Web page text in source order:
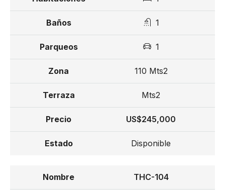
15% de separación
35% de inicial
Desde US$ 199,000
1
1
110 Mts2
Mts2
US$245,000
Disponible
THC-104